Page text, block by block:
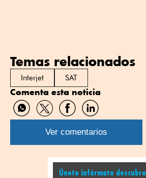
Temas relacionados
Interjet SAT
Comenta esta noticia
Compartir
por
WhatsApp
Compartir
por
Twitter
Compartir
por
Facebook
Compartir
por
Linkedin
Ver comentarios
Únete infórmate descubre